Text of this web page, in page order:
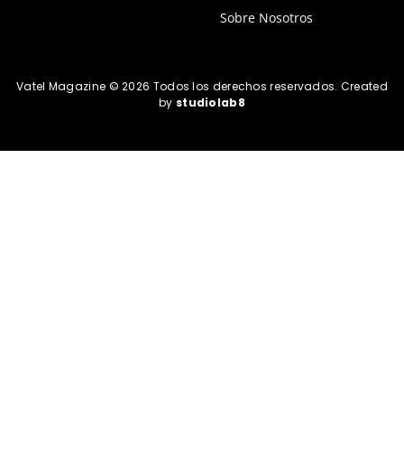
Sobre Nosotros
Vatel Magazine © 2026 Todos los derechos reservados. Created
by studiolab8